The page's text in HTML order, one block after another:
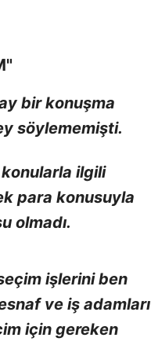
bir konuşma
söylememişti.
ilgili
para konusuyla
olmadı.
işlerini ben
ve iş adamları
için gereken